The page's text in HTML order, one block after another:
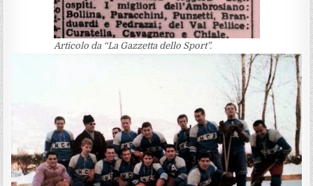
Articolo da “La Gazzetta dello Sport”.